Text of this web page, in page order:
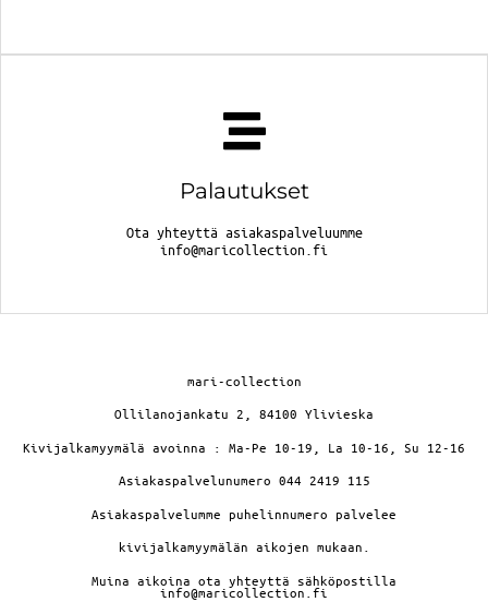
Palautukset
Ota yhteyttä asiakaspalveluumme
info@maricollection.fi
mari-collection
Ollilanojankatu 2, 84100 Ylivieska
Kivijalkamyymälä avoinna : Ma-Pe 10-19, La 10-16, Su 12-16
Asiakaspalvelunumero 044 2419 115
Asiakaspalvelumme puhelinnumero palvelee
kivijalkamyymälän aikojen mukaan.
Muina aikoina ota yhteyttä sähköpostilla
info@maricollection.fi